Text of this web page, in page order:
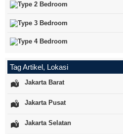
Tag Artikel, Lokasi
Jakarta Barat
Jakarta Pusat
Jakarta Selatan